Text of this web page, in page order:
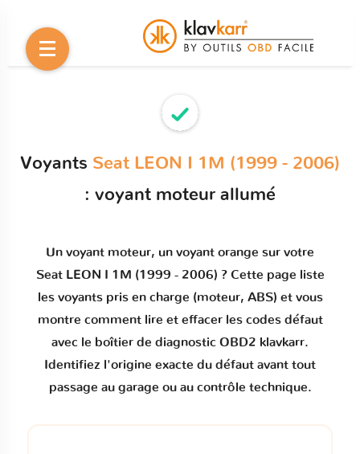
Voyants Seat LEON I 1M (1999 - 2006)
: voyant moteur allumé
Un voyant moteur, un voyant orange sur votre
Seat LEON I 1M (1999 - 2006) ? Cette page liste
les voyants pris en charge (moteur, ABS) et vous
montre comment lire et effacer les codes défaut
avec le boîtier de diagnostic OBD2 klavkarr.
Identifiez l'origine exacte du défaut avant tout
passage au garage ou au contrôle technique.